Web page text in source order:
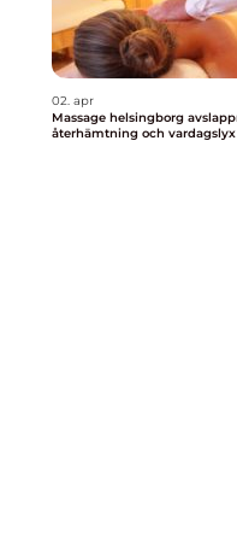
02. apr
Massage helsingborg avslappning,
återhämtning och vardagslyx